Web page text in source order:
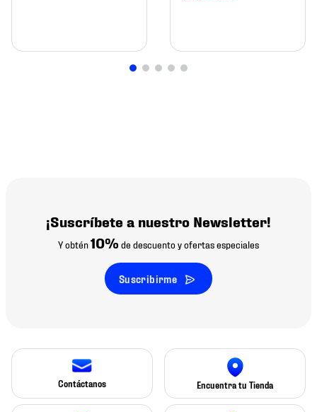
¡Suscríbete a nuestro Newsletter!
Y obtén10% de descuento y ofertas especiales
Suscribirme
Contáctanos Encuentra tu Tienda